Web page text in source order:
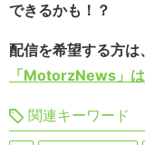
できるかも！？
配信を希望する方
「MotorzNews」は
関連キーワード